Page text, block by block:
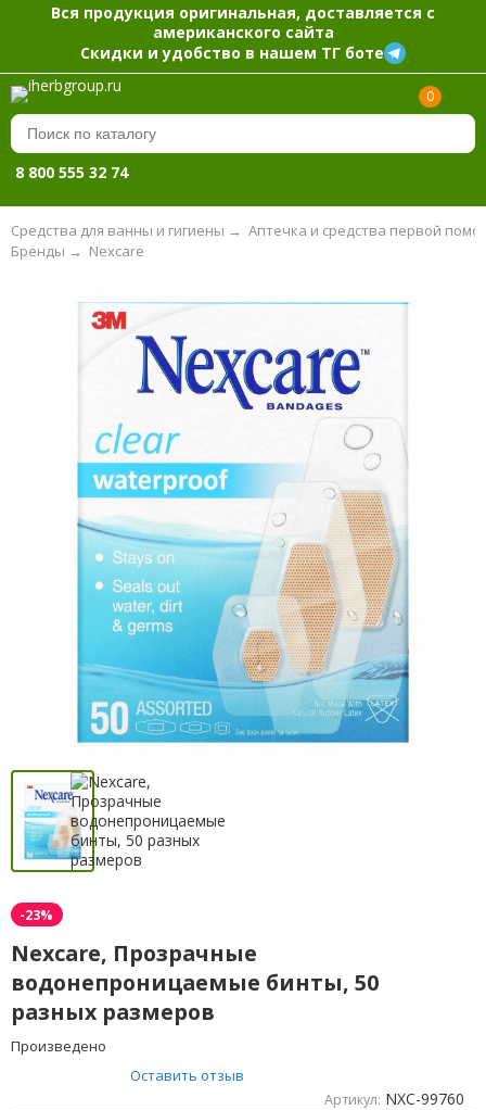
Вся продукция оригинальная, доставляется с
американского сайта
Скидки и удобство в нашем ТГ боте
0
8 800 555 32 74
Средства для ванны и гигиены → Аптечка и средства первой
Nexcare
Бренды →
-23%
Nexcare, Прозрачные
водонепроницаемые бинты, 50
разных размеров
Произведено
Оставить отзыв
Артикул: NXC-99760